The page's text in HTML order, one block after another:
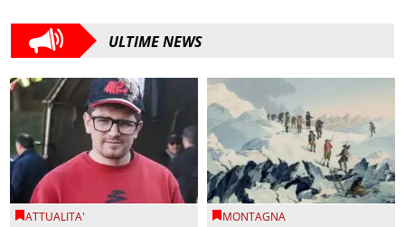
ULTIME NEWS
ATTUALITA' MONTAGNA